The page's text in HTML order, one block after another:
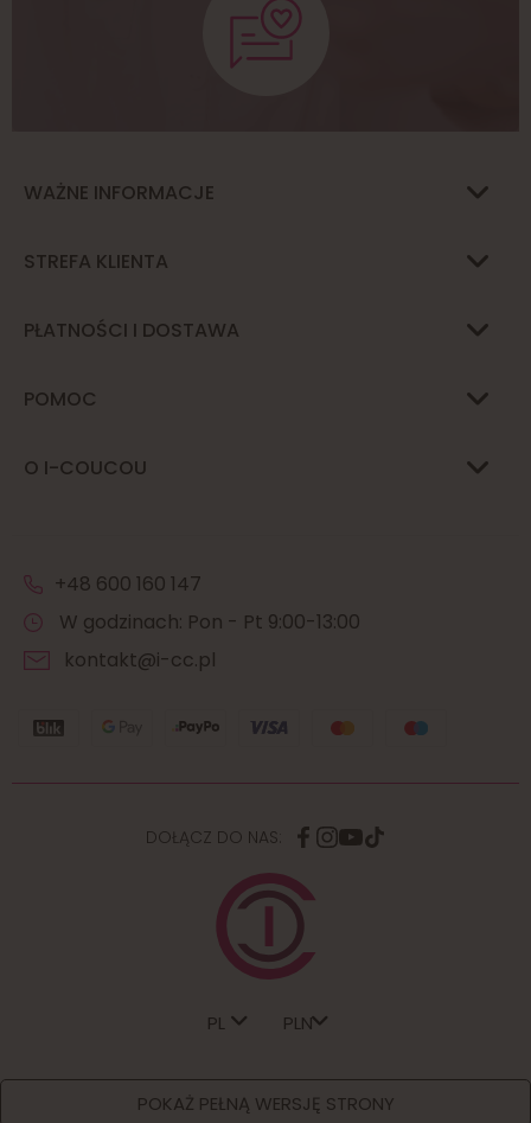
WAŻNE INFORMACJE
STREFA KLIENTA
PŁATNOŚCI I DOSTAWA
POMOC
O I-COUCOU
+48 600 160 147
W godzinach: Pon - Pt 9:00-13:00
kontakt@i-cc.pl
DOŁĄCZ DO NAS:
PL
POKAŻ PEŁNĄ WERSJĘ STRONY